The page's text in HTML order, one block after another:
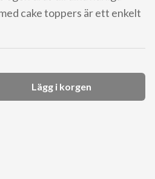
cake toppers är ett enkelt
Lägg i korgen